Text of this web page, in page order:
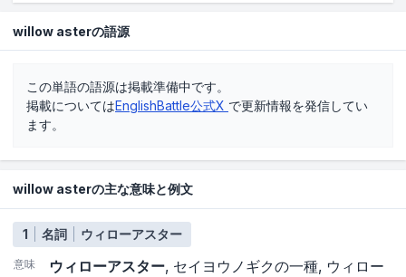
willow asterの語源
この単語の語源は掲載準備中です。
掲載についてはEnglishBattle公式X で更新情報を発信してい
ます。
willow asterの主な意味と例文
1 名詞 ウィローアスター
意味 ウィローアスター セイヨウノギクの一種 ウィロー